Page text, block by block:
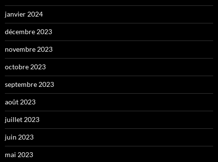
janvier 2024
décembre 2023
novembre 2023
octobre 2023
septembre 2023
août 2023
juillet 2023
juin 2023
mai 2023